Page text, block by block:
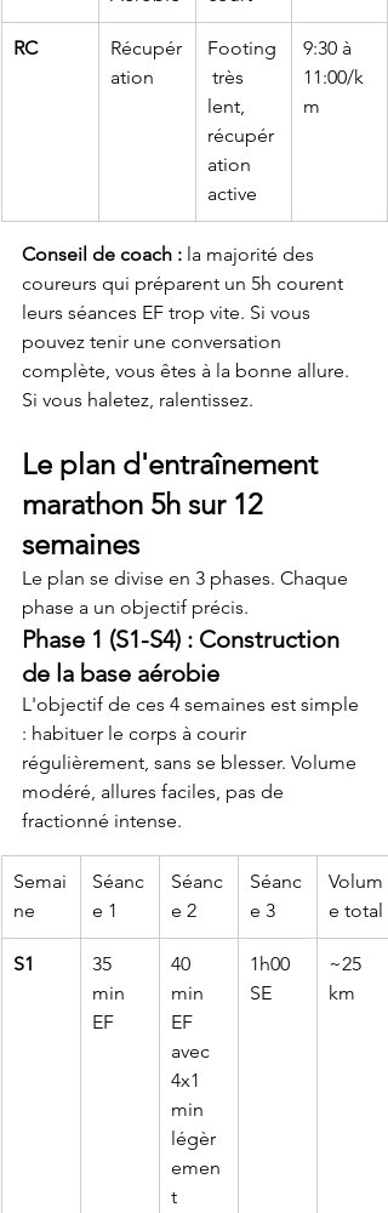
RC
Récupér
ation
Footing
très
lent,
récupér
ation
active
9:30 à
11:00/k
m
Conseil de coach : la majorité des
coureurs qui préparent un 5h courent
leurs séances EF trop vite. Si vous
pouvez tenir une conversation
complète, vous êtes à la bonne allure.
Si vous haletez, ralentissez.
Le plan d'entraînement
marathon 5h sur 12
semaines
Le plan se divise en 3 phases. Chaque
phase a un objectif précis.
Phase 1 (S1-S4) : Construction
de la base aérobie
L'objectif de ces 4 semaines est simple
: habituer le corps à courir
régulièrement, sans se blesser. Volume
modéré, allures faciles, pas de
fractionné intense.
Semai
ne
Séanc
e 1
Séanc
e 2
Séanc
e 3
Volum
e total
S1
35
min
EF
40
min
EF
avec
4x1
min
légèr
emen
t
1h00
SE
~25
km